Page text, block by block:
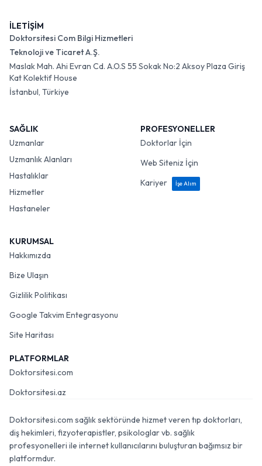
İLETİŞİM
Doktorsitesi Com Bilgi Hizmetleri
Teknoloji ve Ticaret A.Ş.
Maslak Mah. Ahi Evran Cd. A.O.S 55 Sokak No:2 Aksoy Plaza Giriş
Kat Kolektif House
İstanbul, Türkiye
SAĞLIK
Uzmanlar
Uzmanlık Alanları
Hastalıklar
Hizmetler
Hastaneler
PROFESYONELLER
Doktorlar İçin
Web Siteniz İçin
Kariyer
İşe Alım
KURUMSAL
Hakkımızda
Bize Ulaşın
Gizlilik Politikası
Google Takvim Entegrasyonu
Site Haritası
PLATFORMLAR
Doktorsitesi.com
Doktorsitesi.az
Doktorsitesi.com sağlık sektöründe hizmet veren tıp doktorları,
diş hekimleri, fizyoterapistler, psikologlar vb. sağlık
profesyonelleri ile internet kullanıcılarını buluşturan bağımsız bir
platformdur.